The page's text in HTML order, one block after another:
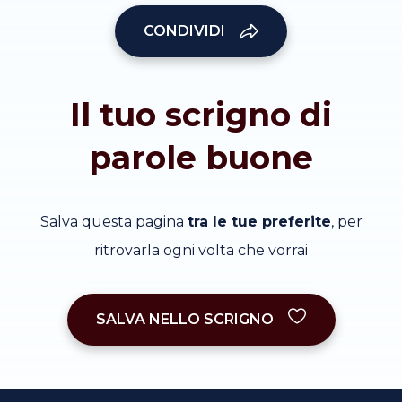
CONDIVIDI
Il tuo scrigno di
parole buone
Salva questa pagina tra le tue preferite, per
ritrovarla ogni volta che vorrai
SALVA NELLO SCRIGNO